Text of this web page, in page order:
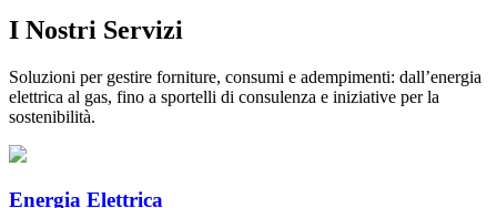
I Nostri Servizi
Soluzioni per gestire forniture, consumi e adempimenti: dall’energia
elettrica al gas, fino a sportelli di consulenza e iniziative per la
sostenibilità.
Energia Elettrica